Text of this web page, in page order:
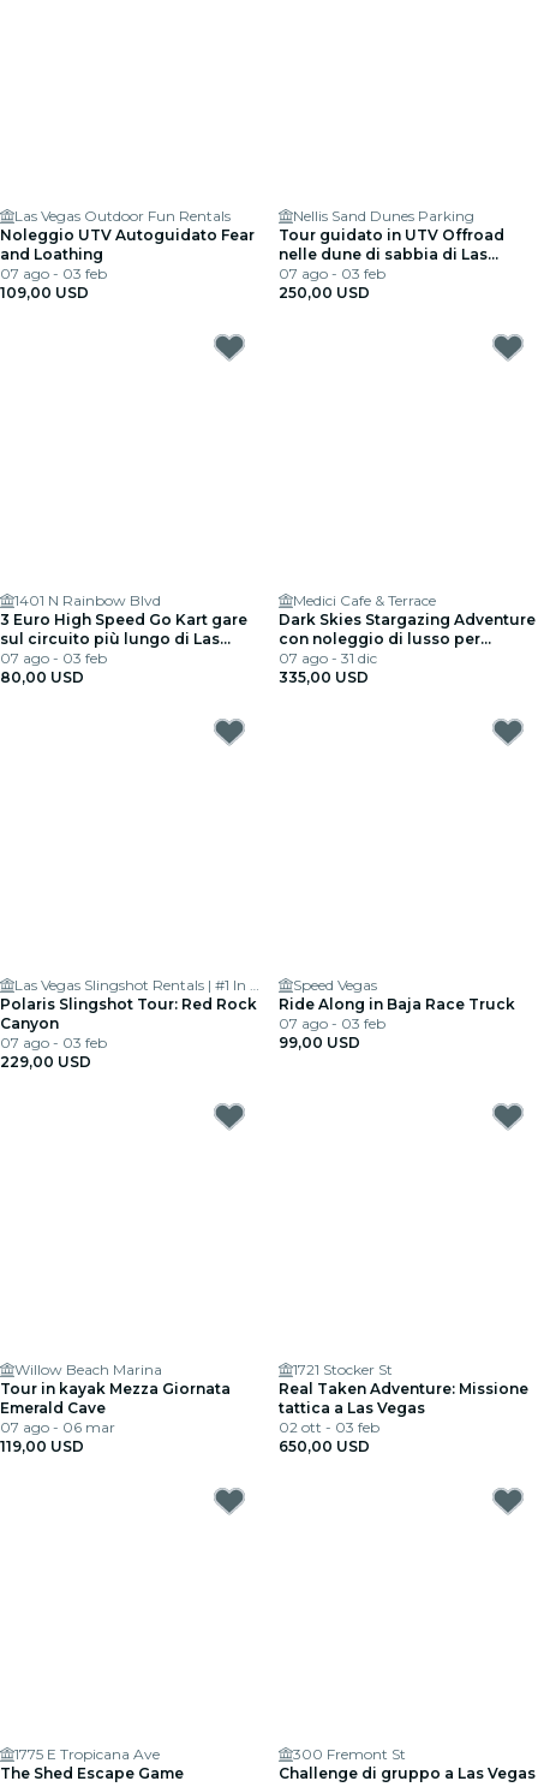
Las Vegas Outdoor Fun Rentals
Noleggio UTV Autoguidato Fear
and Loathing
07 ago - 03 feb
109,00 USD
Nellis Sand Dunes Parking
Tour guidato in UTV Offroad
nelle dune di sabbia di Las
Vegas
07 ago - 03 feb
250,00 USD
1401 N Rainbow Blvd
3 Euro High Speed Go Kart gare
sul circuito più lungo di Las
Vegas
07 ago - 03 feb
80,00 USD
Medici Cafe & Terrace
Dark Skies Stargazing Adventure
con noleggio di lusso per
Bronco
07 ago - 31 dic
335,00 USD
Las Vegas Slingshot Rentals | #1 In Vegas For Slingshot and Ryker Rentals
Polaris Slingshot Tour: Red Rock
Canyon
07 ago - 03 feb
229,00 USD
Speed Vegas
Ride Along in Baja Race Truck
07 ago - 03 feb
99,00 USD
Willow Beach Marina
Tour in kayak Mezza Giornata
Emerald Cave
07 ago - 06 mar
119,00 USD
1721 Stocker St
Real Taken Adventure: Missione
tattica a Las Vegas
02 ott - 03 feb
650,00 USD
1775 E Tropicana Ave
The Shed Escape Game
300 Fremont St
Challenge di gruppo a Las Vegas